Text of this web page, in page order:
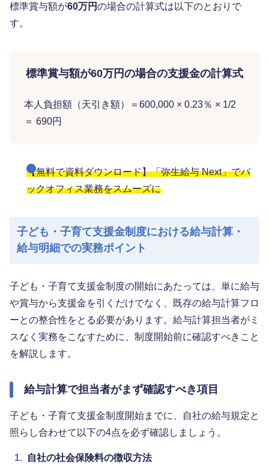
標準賞与額が60万円の場合の計算式は以下のとおりで
す。
標準賞与額が60万円の場合の支援金の計算式
本人負担額（天引き額）＝600,000 × 0.23％ × 1/2
＝ 690円
【無料で資料ダウンロード】「弥生給与 Next」でバ
ックオフィス業務をスムーズに
子ども・子育て支援金制度における給与計算・
給与明細での実務ポイント
子ども・子育て支援金制度の開始にあたっては、単に給与
や賞与から支援金を引くだけでなく、既存の給与計算フロ
ーとの整合性をとる必要があります。給与計算担当者がミ
スなく実務をこなすために、制度開始前に確認すべきこと
を解説します。
給与計算で担当者がまず確認すべき項目
子ども・子育て支援金制度開始までに、自社の給与規定と
照らし合わせて以下の4点を必ず確認しましょう。
1. 自社の社会保険料の徴収方法